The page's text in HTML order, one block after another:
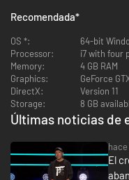
Recomendada*
OS *:
64-bit
Processor:
i7 with four
Memory:
4 GB RAM
Graphics:
GeForce
DirectX:
Version 11
Storage:
8 GB
Últimas noticias de
El